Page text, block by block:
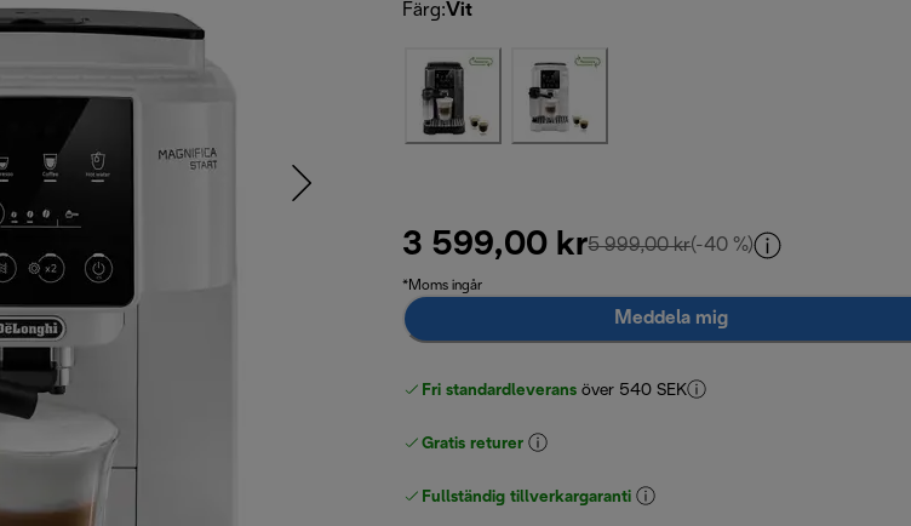
Färg:Vit
3 599,00 kr5 999,00 krursprungligt pris 5
(-40 %)
*Moms ingår
Meddela mig
Fri standardleverans över 540 SEK
Gratis returer
Fullständig tillverkargaranti